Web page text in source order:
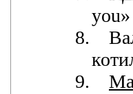
you»
8.
9.